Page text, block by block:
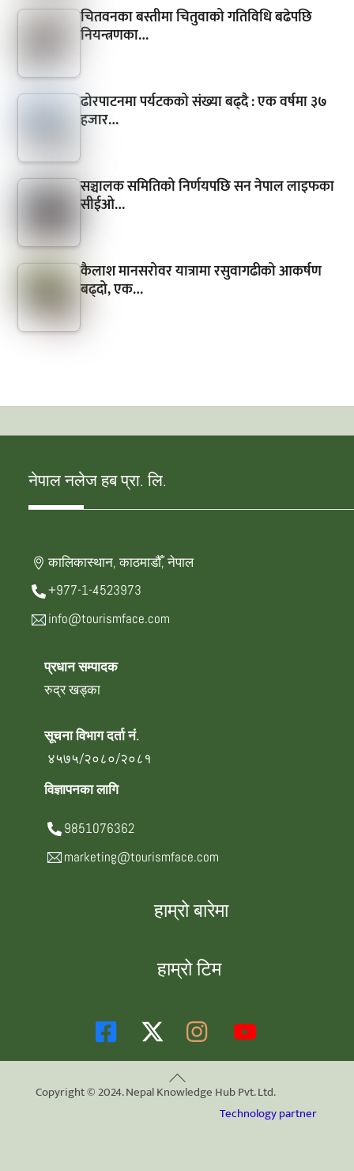
चितवनका बस्तीमा चितुवाको गतिविधि बढेपछि
नियन्त्रणका…
ढोरपाटनमा पर्यटकको संख्या बढ्दै : एक वर्षमा ३७
हजार…
सञ्चालक समितिको निर्णयपछि सन नेपाल लाइफका
सीईओ…
कैलाश मानसरोवर यात्रामा रसुवागढीको आकर्षण
बढ्दो, एक…
नेपाल नलेज हब प्रा. लि.
कालिकास्थान, काठमाडौँ, नेपाल
+977-1-4523973
info@tourismface.com
प्रधान सम्पादक
रुद्र खड्का
सूचना विभाग दर्ता नं.
४५७५/२०८०/२०८१
विज्ञापनका लागि
9851076362
marketing@tourismface.com
हाम्रो बारेमा
हाम्रो टिम
Back
To
Copyright © 2024. Nepal Knowledge Hub Pvt. Ltd.
Technology partner